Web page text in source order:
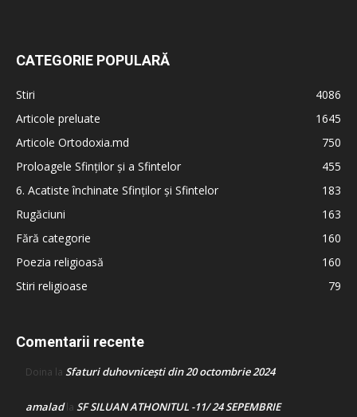
CATEGORIE POPULARĂ
Stiri
4086
Articole preluate
1645
Articole Ortodoxia.md
750
Proloagele Sfinților și a Sfintelor
455
6. Acatiste închinate Sfinților și Sfintelor
183
Rugăciuni
163
Fără categorie
160
Poezia religioasă
160
Stiri religioase
79
Comentarii recente
Doina la Sfaturi duhovnicești din 20 octombrie 2024
amaladla SF SILUAN ATHONITUL -11/ 24 SEPEMBRIE